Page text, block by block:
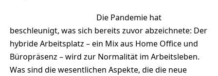
Die Pandemie hat
beschleunigt, was sich bereits zuvor abzeichnete: Der
hybride Arbeitsplatz – ein Mix aus Home Office und
Büropräsenz – wird zur Normalität im Arbeitsleben.
Was sind die wesentlichen Aspekte, die die neue